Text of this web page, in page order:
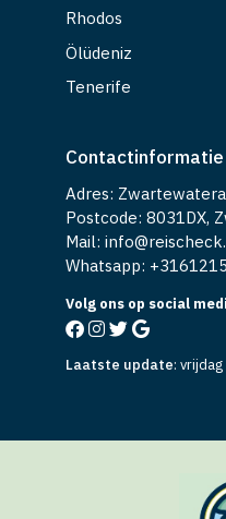
Rhodos
Ölüdeniz
Tenerife
Contactinformatie
Adres:
Postcode: 8031DX,
Mail:
Whatsapp: +
Volg ons op social
Laatste update: